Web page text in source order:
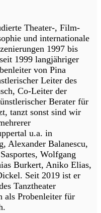
Theater-, Film-
und internationale
1997 bis
1999 langjähriger
von Pina
Leiter des
Co-Leiter der
Berater für
tanzt sonst sind wir
u.a. in
Alexander Balanescu,
Wolfgang
Burkert, Aniko Elias,
Seit 2019 ist er
Tanztheater
als Probenleiter für